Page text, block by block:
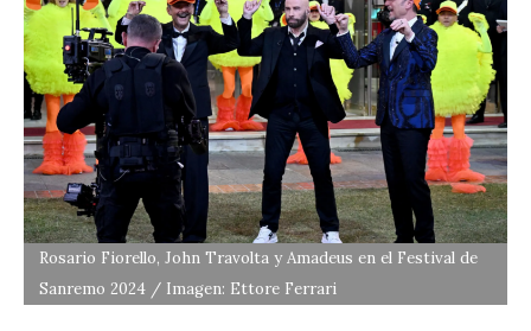
Rosario Fiorello, John Travolta y Amadeus en el Festival de
Sanremo 2024 / Imagen: Ettore Ferrari